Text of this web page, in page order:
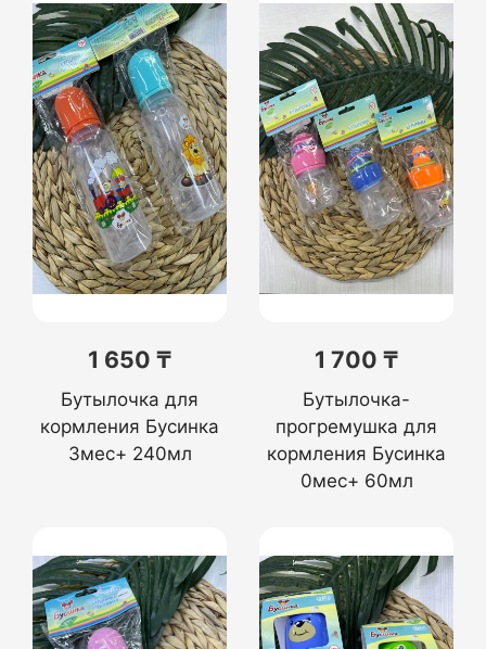
1 650 ₸
Бутылочка для
кормления Бусинка
3мес+ 240мл
1 700 ₸
Бутылочка-
прогремушка для
кормления Бусинка
0мес+ 60мл